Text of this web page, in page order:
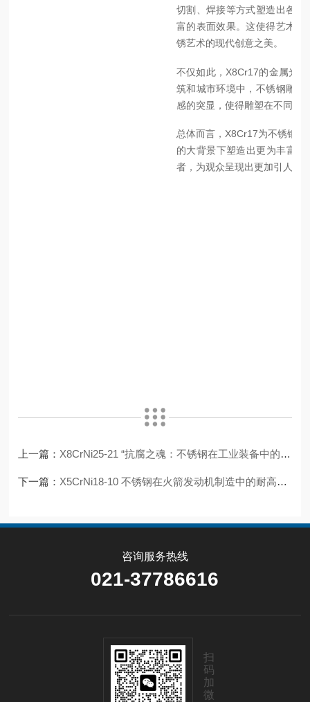
切割、焊接等方式塑造出各
富的表面效果。这使得艺术
锈艺术的现代创意之美。
不仅如此，X8Cr17的金属光
筑和城市环境中，不锈钢雕
感的突显，使得雕塑在不同时
总体而言，X8Cr17为不锈钢
的大背景下塑造出更为丰富
者，为观众呈现出更加引人入
上一篇：X8CrNi25-21 “抗腐之魂：不锈钢在工业装备中的可靠保障
下一篇：X5CrNi18-10 不锈钢在火箭发动机制造中的耐高温性能如何体现？
咨询服务热线
021-37786616
扫
码
加
微